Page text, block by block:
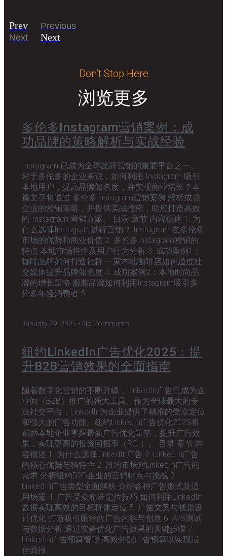
Prev
Previous
Next
Next
Don’t Stop Here
浏览更多
多伦多Instagram营销案例：成
功品牌的策略解析与实战经验
Instagram 已成为全球品牌营销的重要平台之一。
对于多伦多的企业来说，如何利用 Instagram 吸引
本地用户，提高品牌知名度，并实现商业增长？本
篇文章将通过 多伦多Instagram营销案例 解析成功
企业的营销策略，并提供实战指南，助您打造高效
的 Instagram 营销方案。 目录 章节 内容概述 1. 为
什么选择Instagram进行营销？ Instagram 在多伦多
市场的优势和商业价值 2. 多伦多Instagram营销的
特点 本地市场特性及用户行为分析 3. 成功案例1：
咖啡品牌如何打造社群 一家本地咖啡店如何通过社
交媒体提升品牌知名度 4. 成功案例2：本地时尚品
牌的增长策略 服装品牌如何利用Instagram吸引多
伦多年轻消费者 5.
January 29, 2025 No Comments
纽约LinkedIn广告优化2025：提
升B2B营销效果的全面指南
随着数字化营销的不断升级，LinkedIn广告已成为企
业间（B2B）推广的强大工具。作为全球最大的专
业社交平台，LinkedIn为企业提供了精准的受众定位
和强大的广告功能。纽约LinkedIn广告优化2025将
帮助本地企业掌握最新广告优化策略，提升广告效
果，实现更高的投资回报率（ROI）。 目录 章节 内
容概述 1. 为什么选择LinkedIn广告？ LinkedIn广告
的核心优势与独特性 2. 纽约市场对LinkedIn广告的
需求 分析纽约B2B企业的营销特点与挑战 3.
LinkedIn广告类型全面解析 介绍各种广告形式及适
用场景 4. 广告受众精准定位技巧 如何利用LinkedIn
数据实现高效的目标群体定位 5. 广告文案与视觉设
计优化 打造吸引眼球的广告内容与创意 6. A/B测试
与数据分析 通过实验优化广告效果的关键步骤 7.
LinkedIn广告预算管理 高效分配广告预算以实现最
佳回报